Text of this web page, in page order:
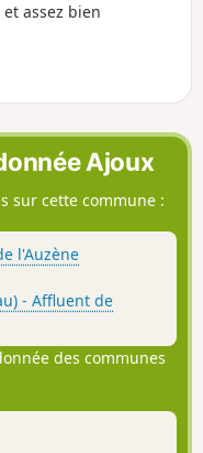
assez bien
Ajoux
sur cette commune :
l'Auzène
- Affluent de
des communes